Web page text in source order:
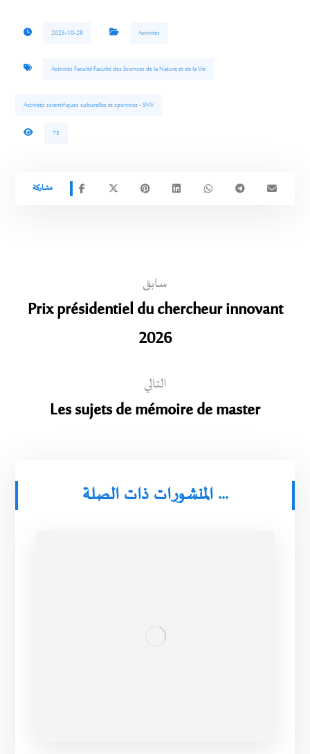
2025-10-28 Activités
Activités Faculté Faculté des Sciences de la Nature et de la Vie
Activités scientifiques culturelles et sportives - SNV
75
سابق
Prix ​​présidentiel du chercheur innovant
2026
التالي
Les sujets de mémoire de master
المنشورات ذات الصلة ...